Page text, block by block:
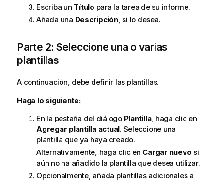
Escriba un Título para la tarea de su informe.
Añada una Descripción, si lo desea.
Parte 2: Seleccione una o varias
plantillas
A continuación, debe definir las plantillas.
Haga lo siguiente:
En la pestaña del diálogo Plantilla, haga clic en
Agregar plantilla actual. Seleccione una
plantilla que ya haya creado.
Alternativamente, haga clic en Cargar nuevo si
aún no ha añadido la plantilla que desea utilizar.
Opcionalmente, añada plantillas adicionales a